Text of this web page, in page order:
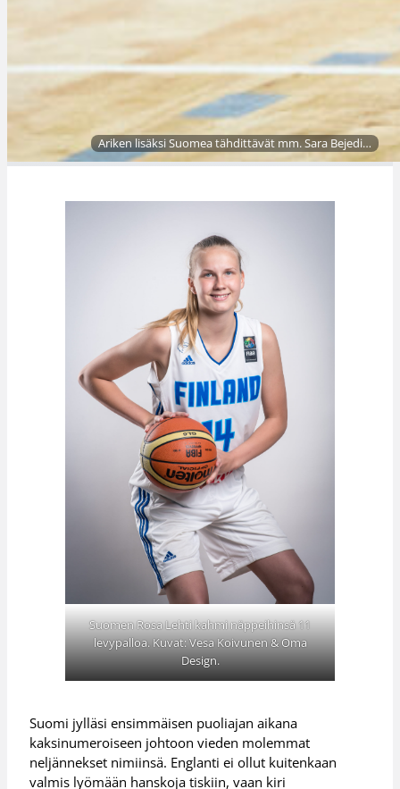
Ariken lisäksi Suomea tähdittävät mm. Sara Bejedi…
Suomen Rosa Lehti kahmi näppeihinsä 11
levypalloa. Kuvat: Vesa Koivunen & Oma
Design.
Suomi jylläsi ensimmäisen puoliajan aikana
kaksinumeroiseen johtoon vieden molemmat
neljännekset nimiinsä. Englanti ei ollut kuitenkaan
valmis lyömään hanskoja tiskiin, vaan kiri